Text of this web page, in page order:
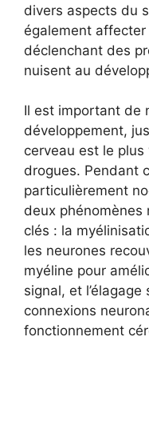
divers aspects du
également
déclenchant des
nuisent au
Il est important de
développement,
cerveau est le
drogues. Pendant
particulièrement
deux phénomènes
clés : la
les neurones
myéline pour
signal, et
connexions
fonctionnement